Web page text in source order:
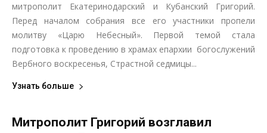
митрополит Екатеринодарский и Кубанский Григорий.
Перед началом собрания все его участники пропели
молитву «Царю Небесный». Первой темой стала
подготовка к проведению в храмах епархии богослужений
Вербного воскресенья, Страстной седмицы...
Узнать больше
Митрополит Григорий возглавил